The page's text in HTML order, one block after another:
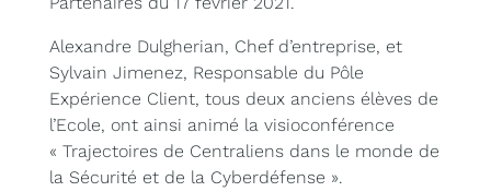
Alexandre Dulgherian, Chef d’entreprise, et
Sylvain Jimenez, Responsable du Pôle
Expérience Client, tous deux anciens élèves de
l’Ecole, ont ainsi animé la visioconférence
« Trajectoires de Centraliens dans le monde de
la Sécurité et de la Cyberdéfense ».